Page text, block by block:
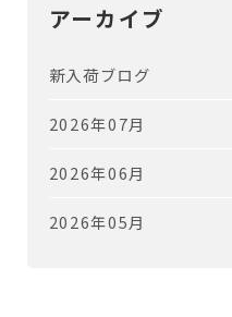
アーカイブ
新入荷ブログ
2026年07月
2026年06月
2026年05月